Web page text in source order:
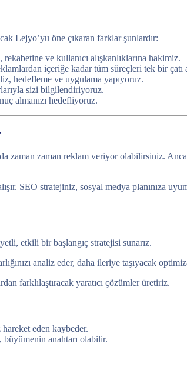
Lejyo’yu öne çıkaran farklar şunlardır:
ve kullanıcı alışkanlıklarına hakimiz.
içeriğe kadar tüm süreçleri tek bir çatı
hedefleme ve uygulama yapıyoruz.
sizi bilgilendiriyoruz.
almanızı hedefliyoruz.
zaman zaman reklam veriyor olabilirsiniz.
SEO stratejiniz, sosyal medya planınıza
etkili bir başlangıç stratejisi sunarız.
analiz eder, daha ileriye taşıyacak
farklılaştıracak yaratıcı çözümler üretiriz.
eden kaybeder.
büyümenin anahtarı olabilir.